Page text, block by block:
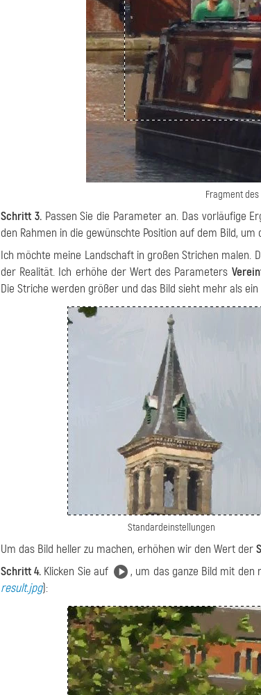
Fragment des
Schritt 3.Passen Sie die Parameter an. Das vorläufige
den Rahmen in die gewünschte Position auf dem Bild,
Ich möchte meine Landschaft in großen Strichen malen.
der Realität. Ich erhöhe der Wert des Parameters
Die Striche werden größer und das Bild sieht mehr als
Standardeinstellungen
Um das Bild heller zu machen, erhöhen wir den Wert der
Schritt 4. Klicken Sie auf , um das ganze Bild mit den
result.jpg):